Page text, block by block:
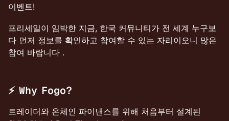
이벤트!
프리세일이 임박한 지금, 한국 커뮤니티가 전 세계 누구보
다 먼저 정보를 확인하고 참여할 수 있는 자리이오니 많은
참여 바랍니다 .
⚡ Why Fogo?
트레이더와 온체인 파이낸스를 위해 처음부터 설계된